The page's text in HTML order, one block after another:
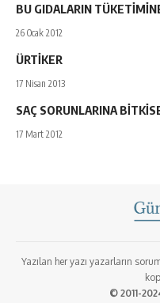
BU GIDALARIN
26 Ocak 2012
ÜRTİKER
17 Nisan 2013
SAÇ SORUNLARINA
17 Mart 2012
Yazılan her yazı yazarların
© 2011-